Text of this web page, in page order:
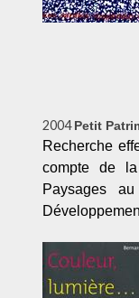
2004Petit
Recherche
compte de
Paysages